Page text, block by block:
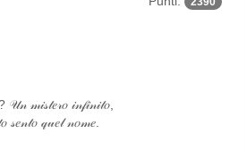
𝓂𝒾𝓈𝓉𝑒𝓇𝑜 𝒾𝓃𝒻𝒾𝓃𝒾𝓉𝑜,
𝓈𝑒𝓃𝓉𝑜 𝓆𝓊𝑒𝓁 𝓃𝑜𝓂𝑒.